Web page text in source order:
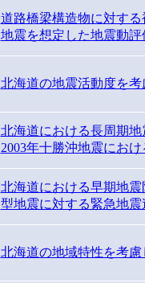
道路橋梁構造物に対す
地震を想定した地震動評
北海道の地震活動度を
北海道における長周期地
2003年十勝沖地震にお
北海道における早期地
型地震に対する緊急地震
北海道の地域特性を考